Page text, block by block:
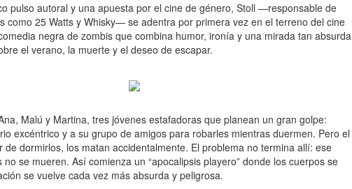
pulso autoral y una apuesta por el cine de género, Stoll —responsable de
como 25 Watts y Whisky— se adentra por primera vez en el terreno del cine
negra de zombis que combina humor, ironía y una mirada tan absurda
el verano, la muerte y el deseo de escapar.
Malú y Martina, tres jóvenes estafadoras que planean un gran golpe:
excéntrico y a su grupo de amigos para robarles mientras duermen. Pero el
de dormirlos, los matan accidentalmente. El problema no termina allí: ese
se mueren. Así comienza un “apocalipsis playero” donde los cuerpos se
se vuelve cada vez más absurda y peligrosa.